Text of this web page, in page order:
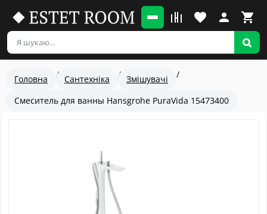
Головна Сантехніка
Змішувачі
Смеситель для ванны Hansgrohe PuraVida 15473400